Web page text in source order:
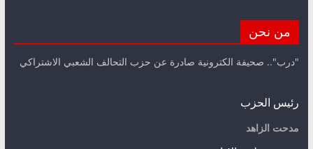
من نحن
"درب".. صحيفة الكترونية صادرة عن حزب التحالف الشعبي الاشتراكي
رئيس الحزب
مدحت الزاهد